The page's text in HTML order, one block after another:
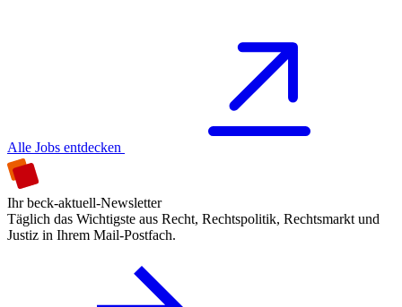
Alle Jobs entdecken
Ihr beck-aktuell-Newsletter
Täglich das Wichtigste aus Recht, Rechtspolitik, Rechtsmarkt und
Justiz in Ihrem Mail-Postfach.